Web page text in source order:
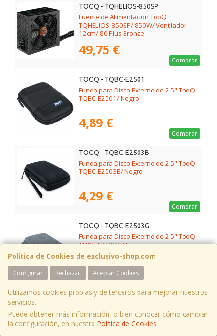
TOOQ - TQHELIOS-850SP
Fuente de Alimentación TooQ
TQHELIOS-850SP/ 850W/ Ventilador
12cm/ 80 Plus Bronze
49,75 €
Comprar
TOOQ - TQBC-E2501
Funda para Disco Externo de 2.5" TooQ
TQBC-E2501/ Negro
4,89 €
Comprar
TOOQ - TQBC-E2503B
Funda para Disco Externo de 2.5" TooQ
TQBC-E2503B/ Negro
4,29 €
Comprar
TOOQ - TQBC-E2503G
Funda para Disco Externo de 2.5" TooQ
TQBC-E2503G/ Gris
4,29 €
TOOQ - TQBC-E2503PB
Funda para Disco Externo de 2.5" TooQ
TQBC-E2503PB/ Azul Pacífico
Política de Cookies de exclusivo-shop.com
Configurar Rechazar Aceptar Cookies
Utilizamos cookies propias y de terceros para mejorar nuestros
servicios.
Puede obtener más información, o bien conocer cómo cambiar
la configuración, en nuestra Política de Cookies.